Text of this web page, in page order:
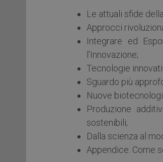
Le attuali sfide
Approcci
Integrare ed
l’Innovazione;
Tecnologie
Sguardo più
Nuove
Produzione
sostenibili;
Dalla scienza al
Appendice: Come